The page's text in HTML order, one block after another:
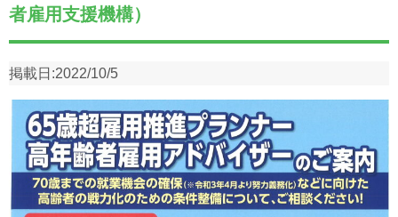
者雇用支援機構）
掲載日:2022/10/5